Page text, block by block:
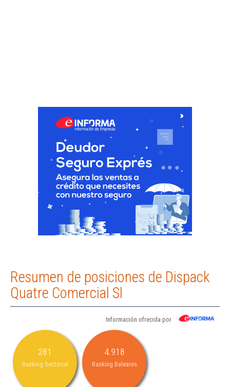
Resumen de posiciones de Dispack
Quatre Comercial Sl
Información ofrecida por
281
Ranking Sectorial
4.918
Ranking Baleares